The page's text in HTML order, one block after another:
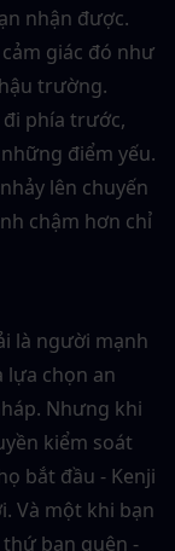
nhận được.
giác đó như
trường.
phía trước,
điểm yếu.
lên chuyến
chậm hơn chỉ
là người mạnh
lựa chọn an
Nhưng khi
kiểm soát
bắt đầu - Kenji
Và một khi bạn
bạn quên -